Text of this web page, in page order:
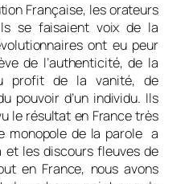
Française, les orateurs
se faisaient voix de la
ont eu peur
de l’authenticité, de la
profit de la vanité, de
pouvoir d’un individu. Ils
le résultat en France très
monopole de la parole a
les discours fleuves de
en France, nous avons